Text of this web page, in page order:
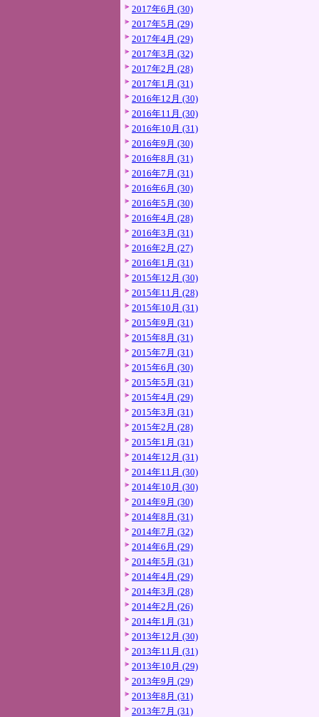
2017年6月 (30)
2017年5月 (29)
2017年4月 (29)
2017年3月 (32)
2017年2月 (28)
2017年1月 (31)
2016年12月 (30)
2016年11月 (30)
2016年10月 (31)
2016年9月 (30)
2016年8月 (31)
2016年7月 (31)
2016年6月 (30)
2016年5月 (30)
2016年4月 (28)
2016年3月 (31)
2016年2月 (27)
2016年1月 (31)
2015年12月 (30)
2015年11月 (28)
2015年10月 (31)
2015年9月 (31)
2015年8月 (31)
2015年7月 (31)
2015年6月 (30)
2015年5月 (31)
2015年4月 (29)
2015年3月 (31)
2015年2月 (28)
2015年1月 (31)
2014年12月 (31)
2014年11月 (30)
2014年10月 (30)
2014年9月 (30)
2014年8月 (31)
2014年7月 (32)
2014年6月 (29)
2014年5月 (31)
2014年4月 (29)
2014年3月 (28)
2014年2月 (26)
2014年1月 (31)
2013年12月 (30)
2013年11月 (31)
2013年10月 (29)
2013年9月 (29)
2013年8月 (31)
2013年7月 (31)